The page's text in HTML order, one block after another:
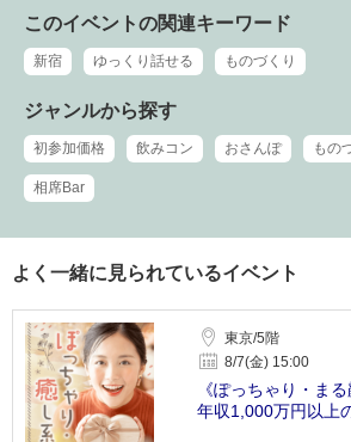
このイベントの関連キーワード
新宿 ゆっくり話せる ものづくり
ジャンルから探す
初参加価格 飲みコン おさんぽ もの
相席Bar
よく一緒に見られているイベント
東京/5階
8/7(金) 15:00
《ぽっちゃり・ま
年収1,000万円以上